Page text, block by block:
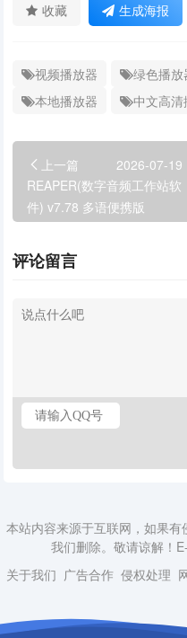
收藏 生成海报
视频播放器 绿色播放
本地播放器
中文高清
上一篇
2026-07-19
REAPER(数字音频工作站软
件) v7.78 多语便携版
评论留言
本站内容来源于互联网，如果
我们删除。敬请谅解！
关于我们 广告合作 侵权处理